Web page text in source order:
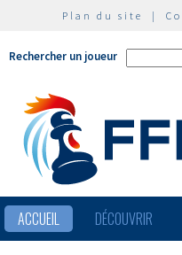
Plan du site |
Rechercher un joueur
ACCUEIL DÉCOUVRIR